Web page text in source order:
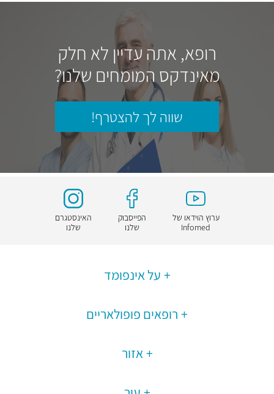
רופא, אתה עדיין לא חלק
מאינדקס המומחים שלנו?
שווה לך להצטרף!
ערוץ הוידאו של
Infomed
הפייסבוק
שלנו
האינסטגרם
שלנו
על אינפומד
רופאים פופולאריים
אזור